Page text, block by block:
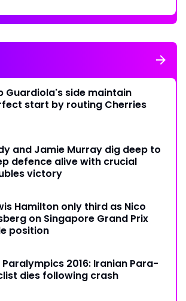
Guardiola's side maintain
start by routing Cherries
and Jamie Murray dig deep to
defence alive with crucial
victory
Hamilton only third as Nico
on Singapore Grand Prix
position
Paralympics 2016: Iranian Para-
dies following crash